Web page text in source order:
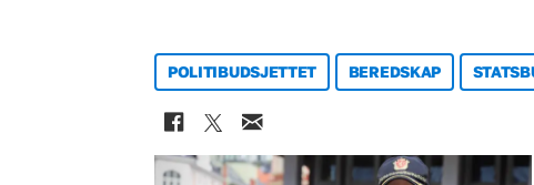
POLITIBUDSJETTET BEREDSKAP